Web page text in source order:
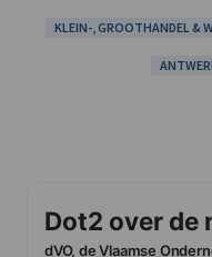
KLEIN-, GROOTHANDEL &